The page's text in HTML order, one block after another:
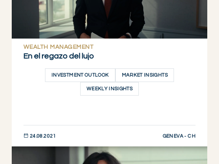
WEALTH MANAGEMENT
En el regazo del lujo
INVESTMENT OUTLOOK MARKET INSIGHTS
WEEKLY INSIGHTS
24.08.2021 GENEVA - CH